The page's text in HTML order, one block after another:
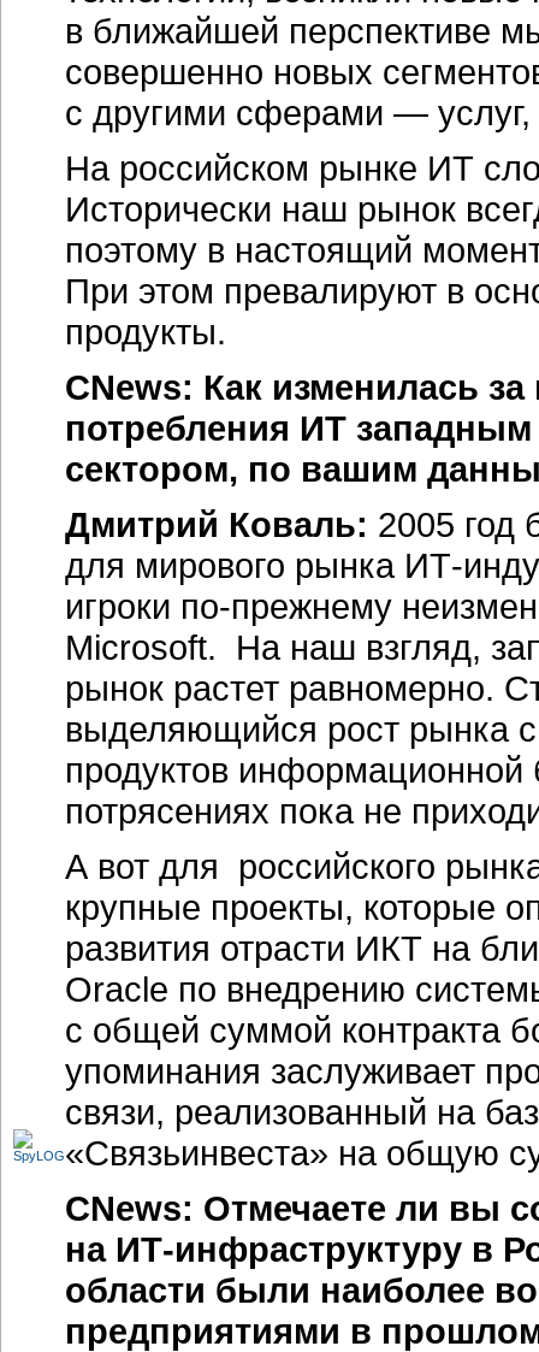
в ближайшей перспективе
совершенно новых
с другими сферами — услуг,
На российском рынке ИТ
Исторически наш рынок
поэтому в настоящий
При этом превалируют в
продукты.
CNews: Как изменилась
потребления ИТ
сектором, по вашим
Дмитрий Коваль: 2005 год
для мирового рынка ИТ-
игроки по-прежнему
Microsoft. На наш взгляд,
рынок растет равномерно.
выделяющийся рост рынка
продуктов информационной
потрясениях пока не
А вот для российского
крупные проекты, которые
развития отрасти ИКТ на
Oracle по внедрению
с общей суммой контракта
упоминания заслуживает
связи, реализованный на
«Связьинвеста» на общую
CNews: Отмечаете ли вы
на ИТ-инфраструктуру в
области были наиболее
предприятиями в